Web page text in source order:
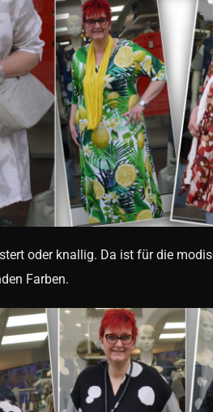
oder knallig. Da ist für die
Farben.